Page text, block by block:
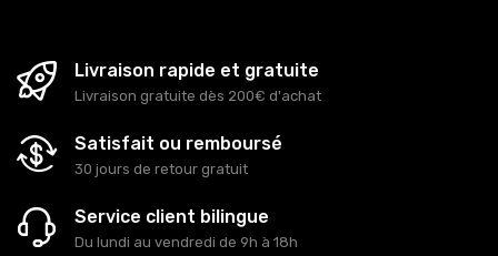
Livraison rapide et gratuite
Livraison gratuite dès 200€ d'achat
Satisfait ou remboursé
30 jours de retour gratuit
Service client bilingue
Du lundi au vendredi de 9h à 18h